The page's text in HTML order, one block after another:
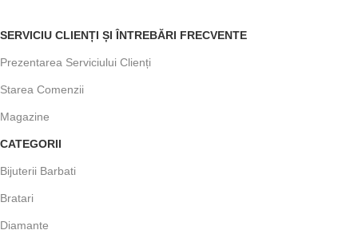
SERVICIU CLIENȚI ȘI ÎNTREBĂRI FRECVENTE
Prezentarea Serviciului Clienți
Starea Comenzii
Magazine
CATEGORII
Bijuterii Barbati
Bratari
Diamante